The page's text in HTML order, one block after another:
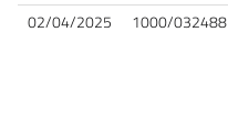
02/04/2025 1000/032488